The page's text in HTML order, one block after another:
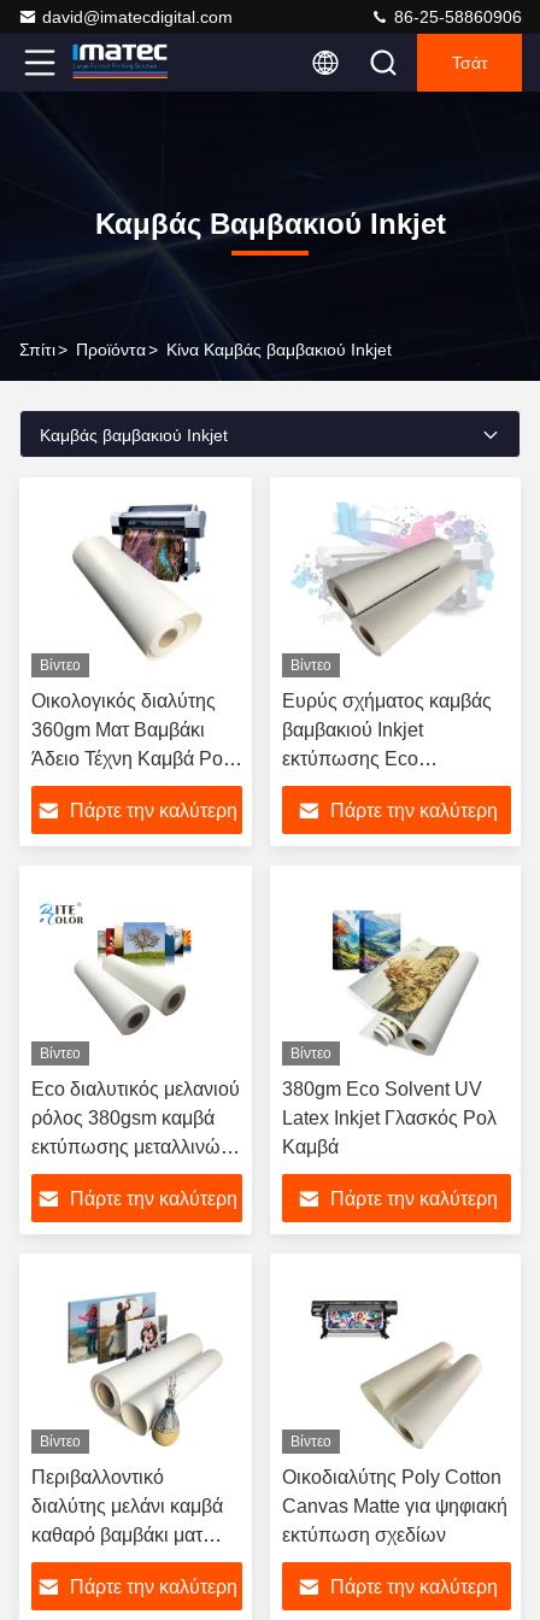
david@imatecdigital.com 86-25-58860906
Τσάτ
Καμβάς Βαμβακιού Inkjet
Σπίτι> Προϊόντα> Κίνα Καμβάς βαμβακιού Inkjet
Καμβάς βαμβακιού Inkjet
Βίντεο
Οικολογικός διαλύτης
360gm Ματ Βαμβάκι
Άδειο Τέχνη Καμβά Ρολ
για εκτύπωση με μελάνι
Πάρτε την καλύτερη
Βίντεο
Ευρύς σχήματος καμβάς
βαμβακιού Inkjet
εκτύπωσης Eco
διαλυτικός ψηφιακός για
την εσωτερική διακόσμηση
Πάρτε την καλύτερη
Βίντεο
Eco διαλυτικός μελανιού
ρόλος 380gsm καμβά
εκτύπωσης μεταλλινών
ψηφιακός για τους
εκτυπωτές
Πάρτε την καλύτερη
Βίντεο
380gm Eco Solvent UV
Latex Inkjet Γλασκός Ρολ
Καμβά
Πάρτε την καλύτερη
Βίντεο
Περιβαλλοντικό
διαλύτης μελάνι καμβά
καθαρό βαμβάκι ματ
360gm για ψηφιακή
εκτύπωση
Πάρτε την καλύτερη
Βίντεο
Οικοδιαλύτης Poly Cotton
Canvas Matte για ψηφιακή
εκτύπωση σχεδίων
Πάρτε την καλύτερη